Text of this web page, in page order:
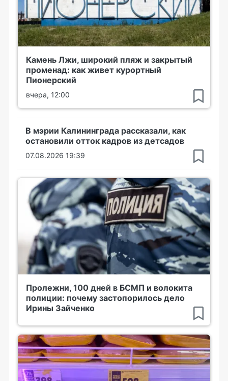
Камень Лжи, широкий пляж и закрытый
променад: как живет курортный
Пионерский
вчера, 12:00
В мэрии Калининграда рассказали, как
остановили отток кадров из детсадов
07.08.2026 19:39
Пролежни, 100 дней в БСМП и волокита
полиции: почему застопорилось дело
Ирины Зайченко